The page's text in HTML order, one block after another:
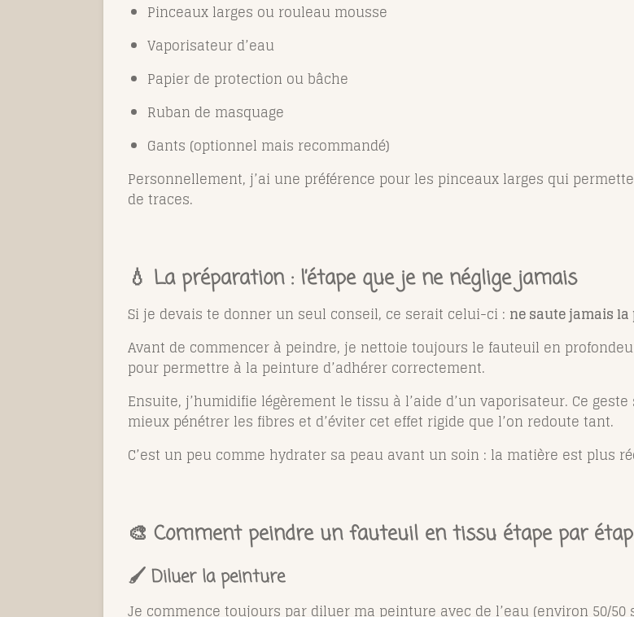
Pinceaux larges ou rouleau mousse
Vaporisateur d’eau
Papier de protection ou bâche
Ruban de masquage
Gants (optionnel mais recommandé)
Personnellement, j’ai une préférence pour les pinceaux larges qui
de traces.
💧 La préparation : l’étape que je ne néglige jamais
Si je devais te donner un seul conseil, ce serait celui-ci : ne saute jamais
Avant de commencer à peindre, je nettoie toujours le fauteuil en
pour permettre à la peinture d’adhérer correctement.
Ensuite, j’humidifie légèrement le tissu à l’aide d’un vaporisateur. Ce
mieux pénétrer les fibres et d’éviter cet effet rigide que l’on redoute tant.
C’est un peu comme hydrater sa peau avant un soin : la matière est plus
🎨 Comment peindre un fauteuil en tissu étape par
🖌️ Diluer la peinture
Je commence toujours par diluer ma peinture avec de l’eau (environ 50/50